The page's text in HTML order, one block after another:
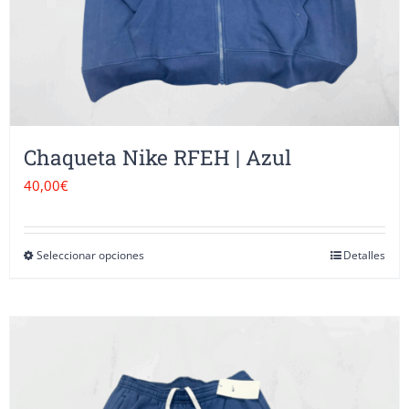
de
producto
Chaqueta Nike RFEH | Azul
40,00€
Seleccionar opcionesEste
tiene
variantes.
Detalles